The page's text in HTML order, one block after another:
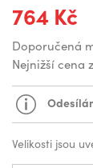
764 Kč
Doporučená
Nejnižší cena
Velikosti jsou